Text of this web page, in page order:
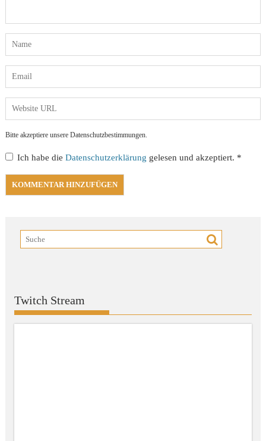
Bitte akzeptiere unsere Datenschutzbestimmungen.
Ich habe dieDatenschutzerklärung gelesen und akzeptiert. *
Twitch Stream